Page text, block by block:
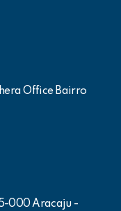
Office Bairro
000 Aracaju -